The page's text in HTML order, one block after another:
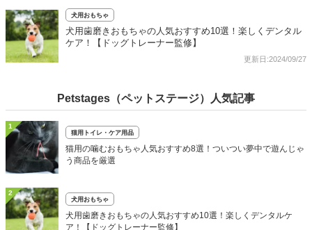
犬用おもちゃ
犬用歯磨きおもちゃの人気おすすめ10選！楽しくデンタル
ケア！【ドッグトレーナー監修】
更新日:2024/09/27
Petstages（ペットステージ）人気記事
1
猫用トイレ・ケア用品
猫用の噛むおもちゃ人気おすすめ8選！ついつい夢中で遊んじゃ
う商品を厳選
2
犬用おもちゃ
犬用歯磨きおもちゃの人気おすすめ10選！楽しくデンタルケ
ア！【ドッグトレーナー監修】